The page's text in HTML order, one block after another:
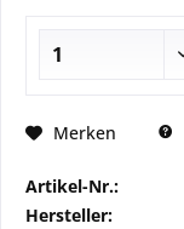
Merken
Artikel-Nr.:
Hersteller: